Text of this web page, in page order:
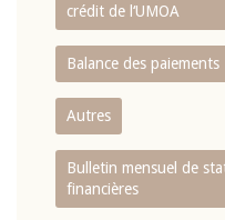
crédit de l‘UMOA
Balance des paiements
Autres
Bulletin mensuel de
financières